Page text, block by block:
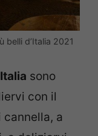
belli d’Italia 2021
sono
con il
a